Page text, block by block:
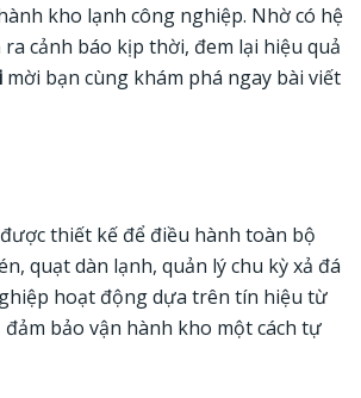
kho lạnh công nghiệp. Nhờ có hệ
cảnh báo kịp thời, đem lại hiệu quả
mời bạn cùng khám phá ngay bài viết
thiết kế để điều hành toàn bộ
quạt dàn lạnh, quản lý chu kỳ xả đá
hoạt động dựa trên tín hiệu từ
bảo vận hành kho một cách tự